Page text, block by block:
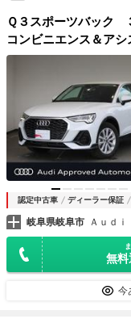
Ｑ３スポーツバック
コンビニエンス＆ア
ターフェース
認定中古車 ディーラー保証
岐阜県岐阜市 Ａｕｄ
無
今